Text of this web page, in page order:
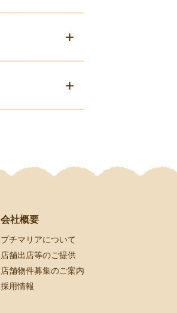
会社概要
プチマリアについて
店舗出店等のご提供
店舗物件募集のご案内
採用情報